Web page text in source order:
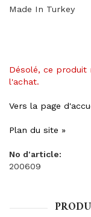
Made In Turkey
Désolé, ce
l'achat.
Vers la page
Plan du site »
No d'article:
200609